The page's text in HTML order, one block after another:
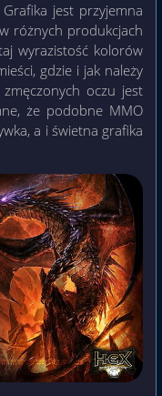
jest przyjemna
różnych produkcjach
wyrazistość kolorów
gdzie i jak należy
oczu jest
że podobne MMO
a i świetna grafika